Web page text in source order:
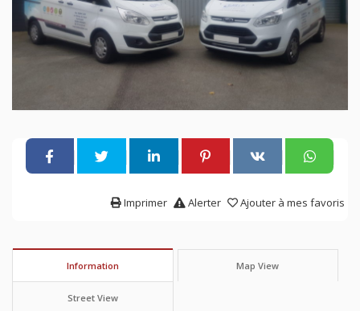
Ajouter à mes favoris
Alerter
Imprimer
Information Map View
Street View